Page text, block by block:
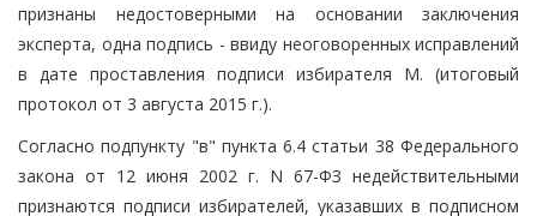
признаны недостоверными на основании заключения
эксперта, одна подпись - ввиду неоговоренных исправлений
в дате проставления подписи избирателя М. (итоговый
протокол от 3 августа 2015 г.).
Согласно подпункту "в" пункта 6.4 статьи 38 Федерального
закона от 12 июня 2002 г. N 67-ФЗ недействительными
признаются подписи избирателей, указавших в подписном